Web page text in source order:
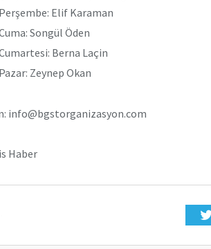
Elif Karaman
Songül Öden
Berna Laçin
Zeynep Okan
info@bgstorganizasyon.com
Haber